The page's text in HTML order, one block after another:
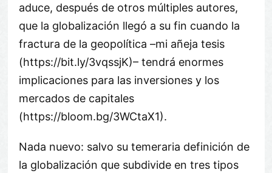
aduce, después de otros múltiples autores,
que la globalización llegó a su fin cuando la
fractura de la geopolítica –mi añeja tesis
(https://bit.ly/3vqssjK)– tendrá enormes
implicaciones para las inversiones y los
mercados de capitales
(https://bloom.bg/3WCtaX1).
Nada nuevo: salvo su temeraria definición de
la globalización que subdivide en tres tipos